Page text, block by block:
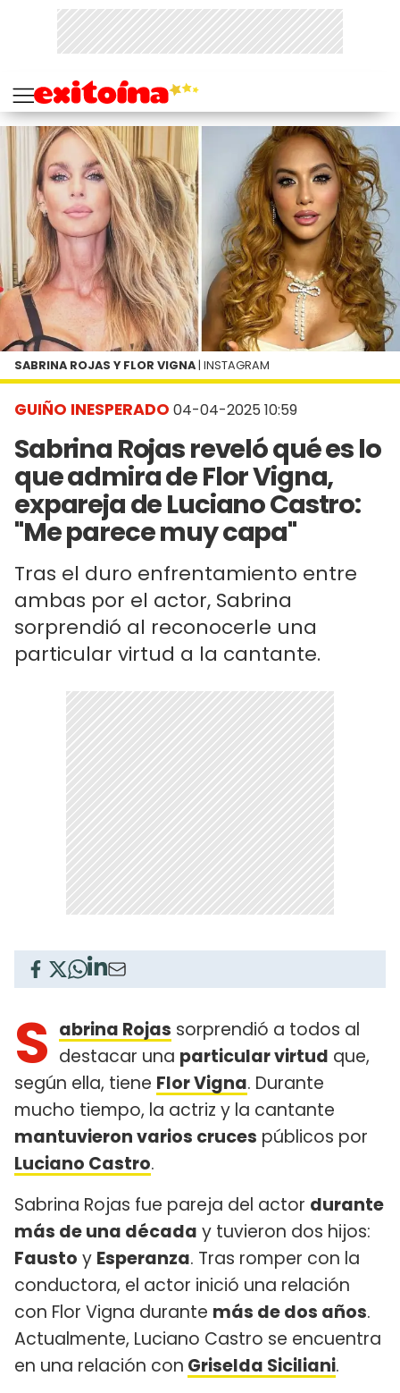
GUIÑO INESPERADO 04-04-2025 10:59
Sabrina Rojas reveló qué es lo
que admira de Flor Vigna,
expareja de Luciano Castro:
"Me parece muy capa"
Tras el duro enfrentamiento entre
ambas por el actor, Sabrina
sorprendió al reconocerle una
particular virtud a la cantante.
SABRINA ROJAS Y FLOR VIGNA | INSTAGRAM
S abrina Rojas sorprendió a todos al
destacar una particular virtud que,
según ella, tiene Flor Vigna. Durante
mucho tiempo, la actriz y la cantante
mantuvieron varios cruces públicos por
Luciano Castro.
Sabrina Rojas fue pareja del actor durante
más de una década y tuvieron dos hijos:
Fausto y Esperanza. Tras romper con la
conductora, el actor inició una relación
con Flor Vigna durante más de dos años.
Actualmente, Luciano Castro se encuentra
en una relación con Griselda Siciliani.